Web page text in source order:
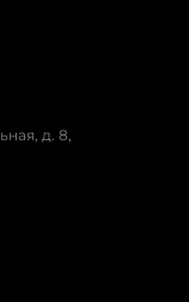
д. 8,